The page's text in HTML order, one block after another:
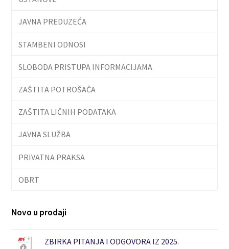
JAVNA PREDUZEĆA
STAMBENI ODNOSI
SLOBODA PRISTUPA INFORMACIJAMA
ZAŠTITA POTROŠAČA
ZAŠTITA LIČNIH PODATAKA
JAVNA SLUŽBA
PRIVATNA PRAKSA
OBRT
Novo u prodaji
ZBIRKA PITANJA I ODGOVORA IZ 2025.